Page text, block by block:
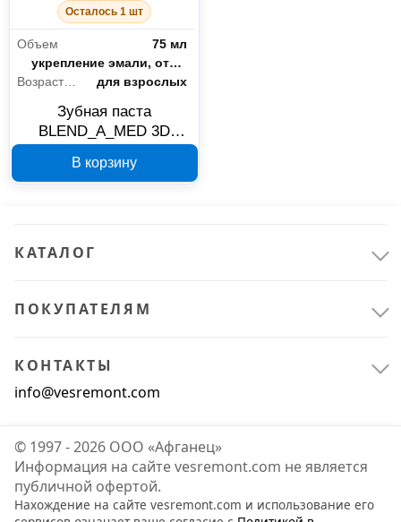
Осталось 1 шт
Объем
75 мл
Действие
укрепление эмали, отбеливание
Возрастное ограничение
для взрослых
Зубная паста
BLEND_A_MED 3D
Совершенство интенсив
75 мл 741057
В корзину
КАТАЛОГ
ПОКУПАТЕЛЯМ
КОНТАКТЫ
info@vesremont.com
© 1997 - 2026 ООО «Афганец»
Информация на сайте vesremont.com не является
публичной офертой.
Нахождение на сайте vesremont.com и использование его